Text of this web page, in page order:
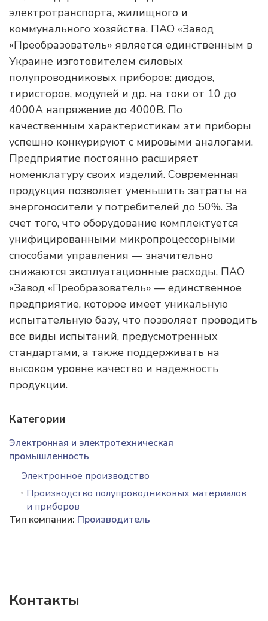
электротранспорта, жилищного и
коммунального хозяйства. ПАО «Завод
«Преобразователь» является единственным в
Украине изготовителем силовых
полупроводниковых приборов: диодов,
тиристоров, модулей и др. на токи от 10 до
4000А напряжение до 4000В. По
качественным характеристикам эти приборы
успешно конкурируют с мировыми аналогами.
Предприятие постоянно расширяет
номенклатуру своих изделий. Современная
продукция позволяет уменьшить затраты на
энергоносители у потребителей до 50%. За
счет того, что оборудование комплектуется
унифицированными микропроцессорными
способами управления — значительно
снижаются эксплуатационные расходы. ПАО
«Завод «Преобразователь» — единственное
предприятие, которое имеет уникальную
испытательную базу, что позволяет проводить
все виды испытаний, предусмотренных
стандартами, а также поддерживать на
высоком уровне качество и надежность
продукции.
Категории
Электронная и электротехническая
промышленность
Электронное производство
Производство полупроводниковых материалов
и приборов
Тип компании: Производитель
Контакты